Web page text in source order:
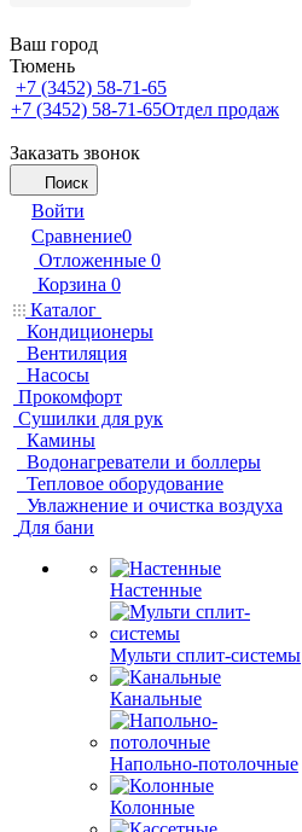
Ваш город
Тюмень
+7 (3452) 58-71-65
+7 (3452) 58-71-65Отдел продаж
Заказать звонок
Поиск
Войти
Сравнение0
Отложенные 0
Корзина 0
Каталог
Кондиционеры
Вентиляция
Насосы
Прокомфорт
Сушилки для рук
Камины
Водонагреватели и боллеры
Тепловое оборудование
Увлажнение и очистка воздуха
Для бани
Настенные
Мульти сплит-системы
Канальные
Напольно-потолочные
Колонные